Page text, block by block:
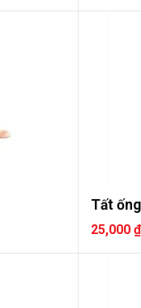
Tất
25,000 ₫